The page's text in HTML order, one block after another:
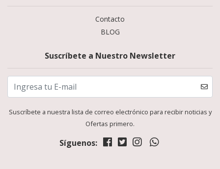
Contacto
BLOG
Suscríbete a Nuestro Newsletter
Suscríbete a nuestra lista de correo electrónico para recibir noticias y
Ofertas primero.
Síguenos: